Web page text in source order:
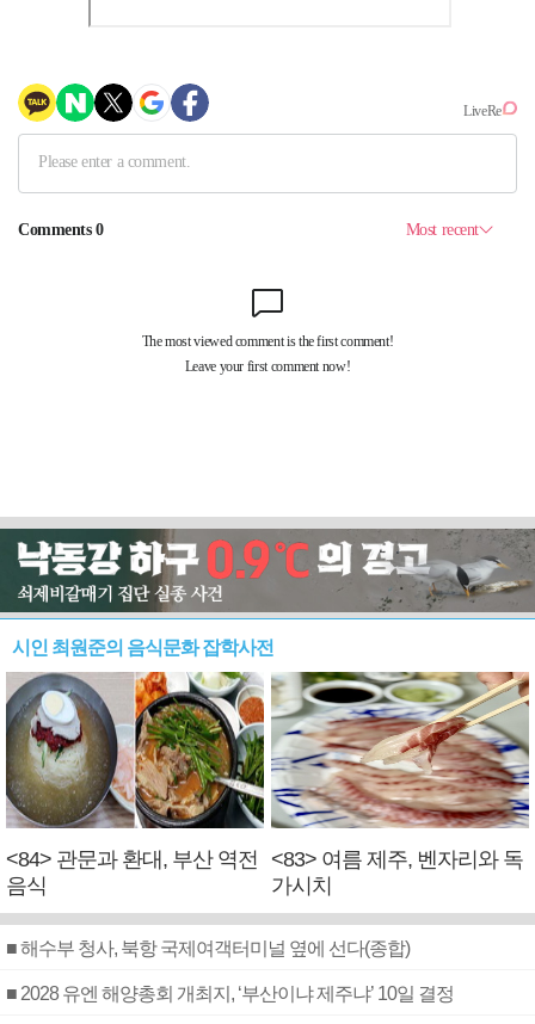
시인 최원준의 음식문화 잡학사전
<84> 관문과 환대, 부산 역전
음식
<83> 여름 제주, 벤자리와 독
가시치
■ 해수부 청사, 북항 국제여객터미널 옆에 선다(종합)
■ 2028 유엔 해양총회 개최지, ‘부산이냐 제주냐’ 10일 결정